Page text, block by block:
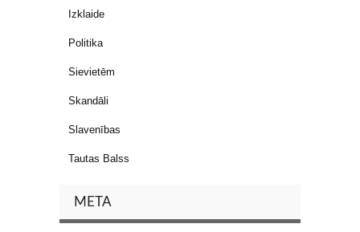
Izklaide
Politika
Sievietēm
Skandāli
Slavenības
Tautas Balss
META